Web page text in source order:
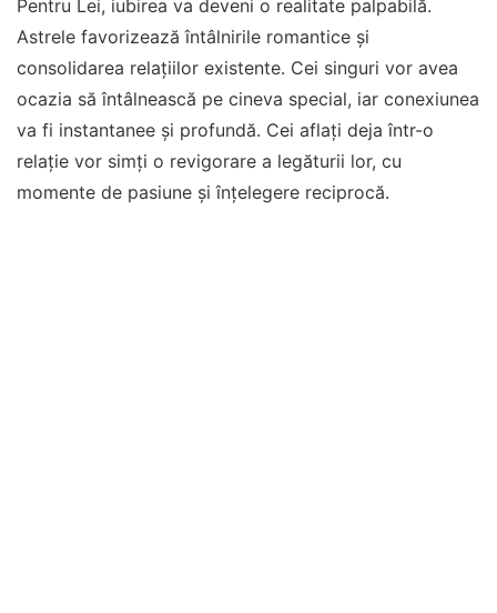
Pentru Lei, iubirea va deveni o realitate palpabilă.
Astrele favorizează întâlnirile romantice și
consolidarea relațiilor existente. Cei singuri vor avea
ocazia să întâlnească pe cineva special, iar conexiunea
va fi instantanee și profundă. Cei aflați deja într-o
relație vor simți o revigorare a legăturii lor, cu
momente de pasiune și înțelegere reciprocă.